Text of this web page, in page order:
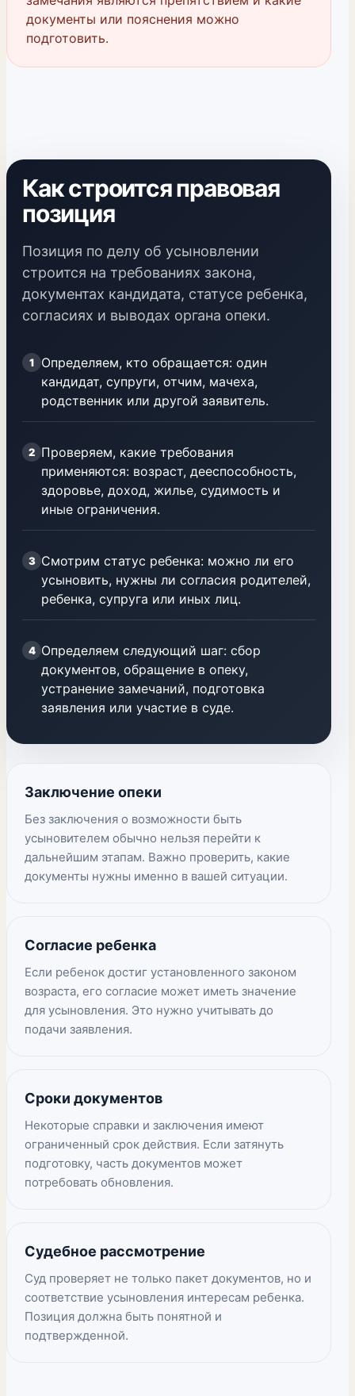
документы или пояснения можно
подготовить.
Как строится правовая
позиция
Позиция по делу об усыновлении
строится на требованиях закона,
документах кандидата, статусе ребенка,
согласиях и выводах органа опеки.
1
Определяем, кто обращается: один
кандидат, супруги, отчим, мачеха,
родственник или другой заявитель.
2 Проверяем, какие требования
применяются: возраст, дееспособность,
здоровье, доход, жилье, судимость и
иные ограничения.
3 Смотрим статус ребенка: можно ли его
усыновить, нужны ли согласия родителей,
ребенка, супруга или иных лиц.
4 Определяем следующий шаг: сбор
документов, обращение в опеку,
устранение замечаний, подготовка
заявления или участие в суде.
Заключение опеки
Без заключения о возможности быть
усыновителем обычно нельзя перейти к
дальнейшим этапам. Важно проверить, какие
документы нужны именно в вашей ситуации.
Согласие ребенка
Если ребенок достиг установленного законом
возраста, его согласие может иметь значение
для усыновления. Это нужно учитывать до
подачи заявления.
Сроки документов
Некоторые справки и заключения имеют
ограниченный срок действия. Если затянуть
подготовку, часть документов может
потребовать обновления.
Судебное рассмотрение
Суд проверяет не только пакет документов, но и
соответствие усыновления интересам ребенка.
Позиция должна быть понятной и
подтвержденной.